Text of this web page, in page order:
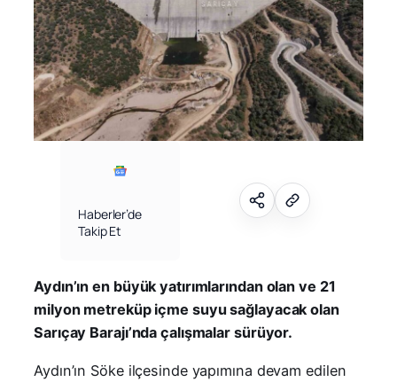
Haberler’de
Takip Et
Aydın’ın en büyük yatırımlarından olan ve 21
milyon metreküp içme suyu sağlayacak olan
Sarıçay Barajı’nda çalışmalar sürüyor.
Aydın’ın Söke ilçesinde yapımına devam edilen